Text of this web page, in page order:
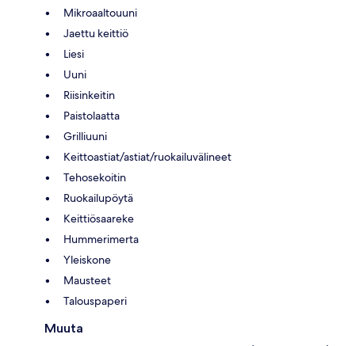
Mikroaaltouuni
Jaettu keittiö
Liesi
Uuni
Riisinkeitin
Paistolaatta
Grilliuuni
Keittoastiat/astiat/ruokailuvälineet
Tehosekoitin
Ruokailupöytä
Keittiösaareke
Hummerimerta
Yleiskone
Mausteet
Talouspaperi
Muuta